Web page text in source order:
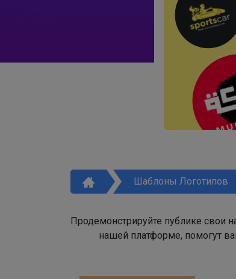
Шаблоны Логотипов
Продемонстрируйте публике свои
нашей платформе, помогут